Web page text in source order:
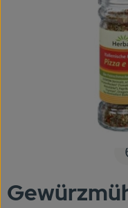
Gutes aus
Obst & Gemüse
Tiefkühlprodukte